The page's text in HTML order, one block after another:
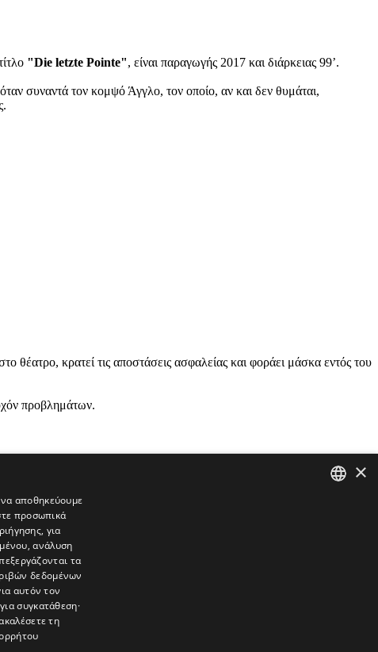
"Die letzte Pointe", είναι παραγωγής 2017 και διάρκειας 99’.
συναντά τον κομψό Άγγλο, τον οποίο, αν και δεν θυμάται,
θέατρο, κρατεί τις αποστάσεις ασφαλείας και φοράει μάσκα εντός του
προβλημάτων.
×
να αποθηκεύουμε
προσωπικά
για
ανάλυση
τα
δεδομένων
αυτόν τον
συγκατάθεση·
τη